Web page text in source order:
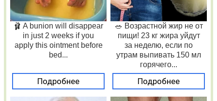
🩰 A bunion will disappear
in just 2 weeks if you
apply this ointment before
bed...
Подробнее
🥗 Возрастной жир не от
пищи! 23 кг жира уйдут
за неделю, если по
утрам выпивать 150 мл
горячего...
Подробнее